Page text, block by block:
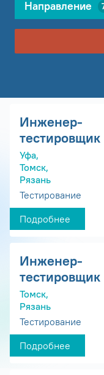
Направление
Инженер-
тестировщик
Уфа,
Томск,
Рязань
Тестирование
Подробнее
Инженер-
тестировщик
Томск,
Рязань
Тестирование
Подробнее